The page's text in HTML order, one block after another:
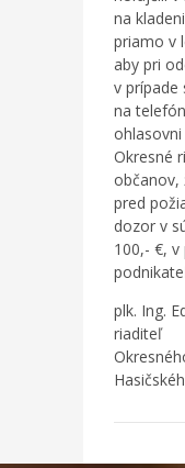
na
priamo v
aby pri
v prípade
na
Okresné
občanov,
pred
dozor v
100,- €,
plk. Ing.
riaditeľ